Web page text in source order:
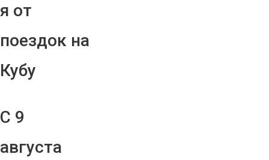
я от
поездок на
Кубу
С 9
августа